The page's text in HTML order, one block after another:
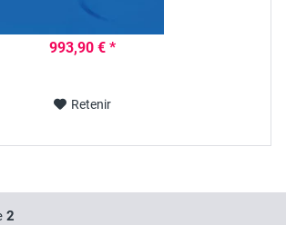
993,90 € *
Retenir
2